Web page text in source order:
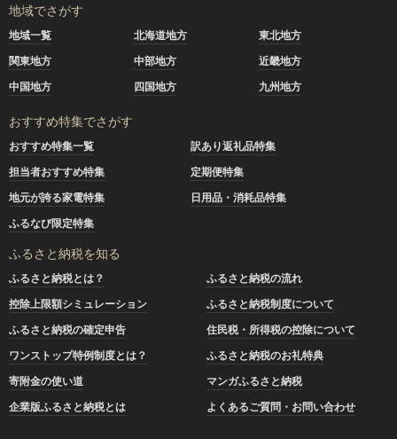
地域でさがす
地域一覧 北海道地方
東北地方
関東地方
中部地方
近畿地方
中国地方
四国地方 九州地方
おすすめ特集でさがす
おすすめ特集一覧
訳あり返礼品特集
担当者おすすめ特集
定期便特集
地元が誇る家電特集
日用品・消耗品特集
ふるなび限定特集
ふるさと納税を知る
ふるさと納税とは？
ふるさと納税の流れ
控除上限額シミュレーション
ふるさと納税制度について
ふるさと納税の確定申告
住民税・所得税の控除について
ワンストップ特例制度とは？
ふるさと納税のお礼特典
寄附金の使い道
マンガふるさと納税
企業版ふるさと納税とは
よくあるご質問・お問い合わせ